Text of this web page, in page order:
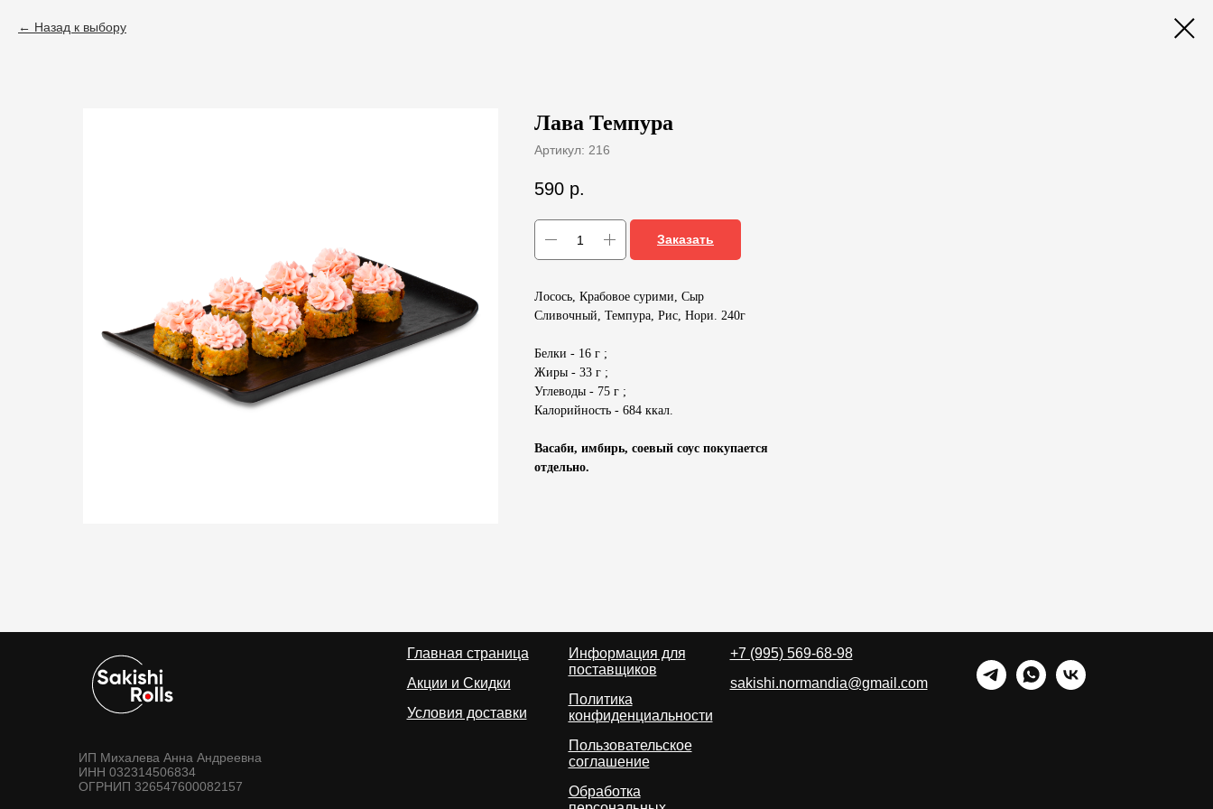
Назад к выбору
Лава Темпура
Артикул: 216
590 р.
Заказать
Лосось, Крабовое сурими, Сыр
Сливочный, Темпура, Рис, Нори. 240г
Белки - 16 г ;
Жиры - 33 г ;
Углеводы - 75 г ;
Калорийность - 684 ккал.
Васаби, имбирь, соевый соус покупается
отдельно.
ИП Михалева Анна Андреевна
ИНН 032314506834
ОГРНИП 326547600082157
Главная страница
Акции и Скидки
Условия доставки
Информация для
поставщиков
Политика
конфиденциальности
Пользовательское
соглашение
Обработка
+7 (995) 569-68-98
sakishi.normandia@gmail.com